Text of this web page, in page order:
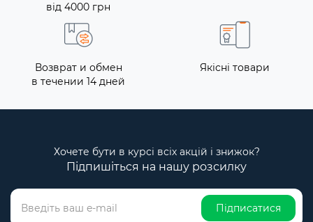
від 4000 грн
Возврат и обмен
в течении 14 дней
Якісні товари
Хочете бути в курсі всіх акцій і знижок?
Підпишіться на нашу розсилку
Підписатися